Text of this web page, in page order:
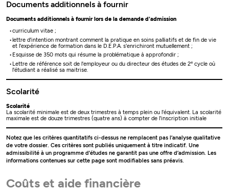
Documents additionnels à fournir
Documents additionnels à fournir lors de la demande d'admission
curriculum vitae ;
lettre d'intention montrant comment la pratique en soins palliatifs et de fin de vie
et l'expérience de formation dans le D.E.P.A. s'enrichiront mutuellement ;
Esquisse de 350 mots qui résume la problématique à approfondir ;
Lettre de référence soit de l'employeur ou du directeur des études de 2ecycle où
l'étudiant a réalisé sa maitrise.
Scolarité
Scolarité
La scolarité minimale est de deux trimestres à temps plein ou l'équivalent. La scolarité
maximale est de douze trimestres (quatre ans) à compter de l'inscription initiale
Notez que les critères quantitatifs ci-dessus ne remplacent pas l’analyse qualitative
de votre dossier. Ces critères sont publiés uniquement à titre indicatif. Une
admissibilité à un programme d’études ne garantit pas une offre d’admission. Les
informations contenues sur cette page sont modifiables sans préavis.
Coûts et aide financière